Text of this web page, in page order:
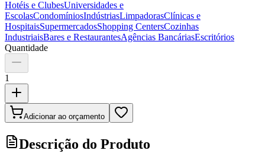
Hotéis e ClubesUniversidades e
EscolasCondomíniosIndústriasLimpadorasClínicas e
HospitaisSupermercadosShopping CentersCozinhas
IndustriaisBares e RestaurantesAgências BancáriasEscritórios
Quantidade
1
Adicionar ao orçamento
Descrição do Produto